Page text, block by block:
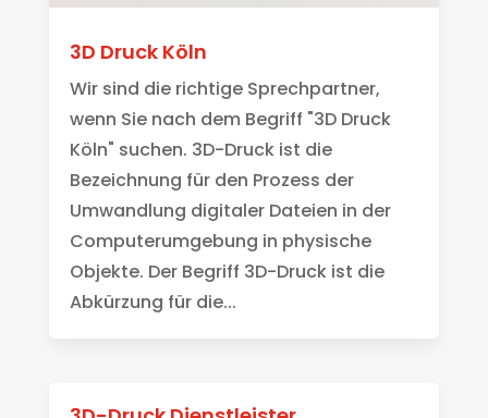
3D Druck Köln
Wir sind die richtige Sprechpartner,
wenn Sie nach dem Begriff "3D Druck
Köln" suchen. 3D-Druck ist die
Bezeichnung für den Prozess der
Umwandlung digitaler Dateien in der
Computerumgebung in physische
Objekte. Der Begriff 3D-Druck ist die
Abkürzung für die...